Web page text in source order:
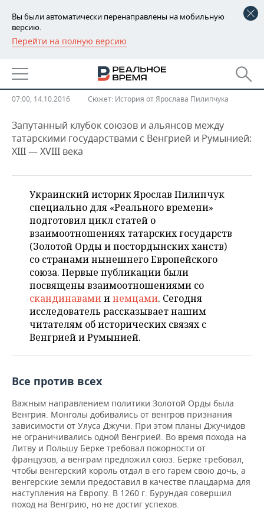
Вы были автоматически перенаправлены на мобильную
версию.
Перейти на полную версию
РЕГИОНЫ
БАШКОРТОСТАН
ТАТАРСТАН
УДМУРТИЯ
НОВОСТИ
АНАЛИТИКА
НОВОСТИ АНАЛИТИКИ
ДЕКЛАРАЦИИ О ДОХОДАХ
КОРОЛИ ГОСЗАКАЗА ПФО
ВУЗЫ ТАТАРСТАНА
КОМУ ПРИНАДЛЕЖАТ
ТОРГОВЫЕ ЦЕНТРЫ
ТАТАРСТАНА
ЭКОНОМИКА
НОВОСТИ ЭКОНОМИКИ
ФИНАНСЫ
БАНКИ
БЮДЖЕТ
ИНВЕСТИЦИИ
ПРОМЫШЛЕННОСТЬ
НОВОСТИ
АГРОПРОМ
МАШИНОСТРОЕНИЕ
НЕФТЕХИМИЯ
НЕФТЬ
ОПК
НЕДВИЖИМОСТЬ
НОВОСТИ НЕДВИЖИМОСТИ
АВТО
НОВОСТИ АВТО
БИЗНЕС
НОВОСТИ БИЗНЕСА
РОЗНИЧНАЯ ТОРГОВЛЯ
ТРАНСПОРТ
УСЛУГИ
ТЕХНОЛОГИИ
НОВОСТИ ТЕХНОЛОГИЙ
МЕДИА
МЕРОПРИЯТИЯ
НОВОСТИ МЕРОПРИЯТИЙ
ВЫЕЗДНАЯ РЕДАКЦИЯ
ОТКРЫТАЯ ЛЕКЦИЯ
СПОРТ
НОВОСТИ СПОРТА
БАСКЕТБОЛ
ВОЛЕЙБОЛ
КИБЕРСПОРТ
ФИГУРНОЕ КАТАНИЕ
ОБЩЕСТВО
ИНФРАСТРУКТУРА
ИСТОРИЯ
КУЛЬТУРА
МЕДИЦИНА
СПРАВОЧНИК
СПИСОК ПЕРСОН
СПИСОК КОМПАНИЙ
ПОЛНАЯ ВЕРСИЯ
мадьяров
07:00, 14.10.2016 Сюжет: История от Ярослава Пилипчука
Запутанный клубок союзов и альянсов между
татарскими государствами с Венгрией и Румынией:
XIII — XVIII века
Украинский историк Ярослав Пилипчук
специально для «Реального времени»
подготовил цикл статей о
взаимоотношениях татарских государств
(Золотой Орды и постордынских ханств)
со странами нынешнего Европейского
союза. Первые публикации были
посвящены взаимоотношениями со
скандинавамиинемцами. Сегодня
исследователь рассказывает нашим
читателям об исторических связях с
Венгрией и Румынией.
Все против всех
Важным направлением политики Золотой Орды была
Венгрия. Монголы добивались от венгров признания
зависимости от Улуса Джучи. При этом планы Джучидов
не ограничивались одной Венгрией. Во время похода на
Литву и Польшу Берке требовал покорности от
французов, а венграм предложил союз. Берке требовал,
чтобы венгерский король отдал в его гарем свою дочь, а
венгерские земли предоставил в качестве плацдарма для
наступления на Европу. В 1260 г. Бурундая совершил
поход на Венгрию, но не достиг успехов.